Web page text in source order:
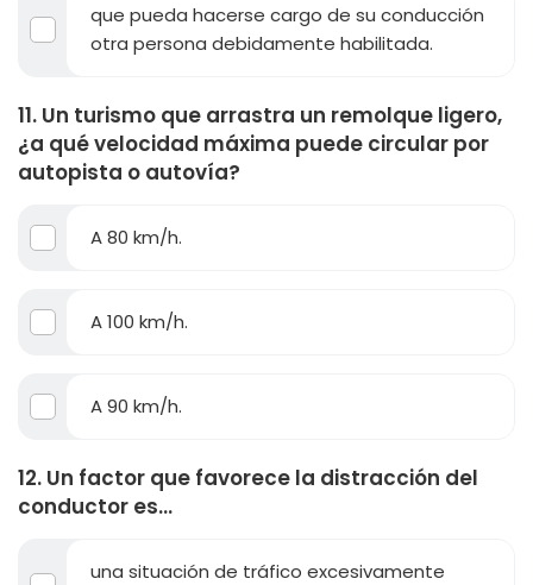
que pueda hacerse cargo de su conducción
otra persona debidamente habilitada.
11. Un turismo que arrastra un remolque ligero,
¿a qué velocidad máxima puede circular por
autopista o autovía?
A 80 km/h.
A 100 km/h.
A 90 km/h.
12. Un factor que favorece la distracción del
conductor es...
una situación de tráfico excesivamente